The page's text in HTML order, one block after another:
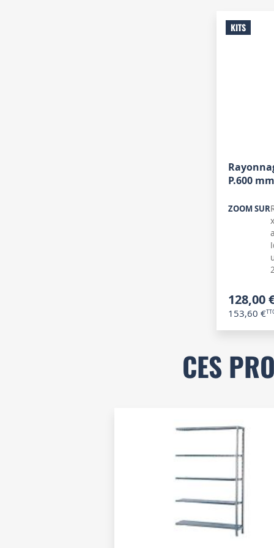
KITS
P.600
ZOOM SUR
128,00
153,60 €
CES